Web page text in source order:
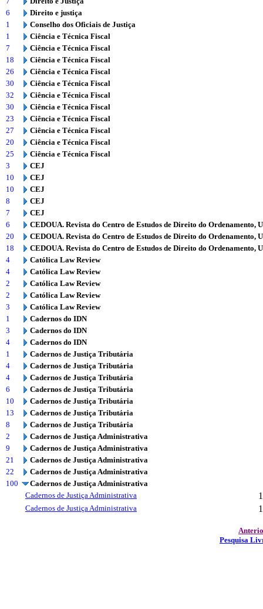
6
Direito e justiça
1
Conselho dos Oficiais de Justiça
1
Ciência e Técnica Fiscal
7
Ciência e Técnica Fiscal
18
Ciência e Técnica Fiscal
26
Ciência e Técnica Fiscal
30
Ciência e Técnica Fiscal
32
Ciência e Técnica Fiscal
30
Ciência e Técnica Fiscal
23
Ciência e Técnica Fiscal
27
Ciência e Técnica Fiscal
20
Ciência e Técnica Fiscal
25
Ciência e Técnica Fiscal
3
CEJ
10
CEJ
10
CEJ
8
CEJ
7
CEJ
6
CEDOUA. Revista do Centro de Estudos de Direito do Ordenamento,
20
CEDOUA. Revista do Centro de Estudos de Direito do Ordenamento,
18
CEDOUA. Revista do Centro de Estudos de Direito do Ordenamento,
4
Católica Law Review
4
Católica Law Review
2
Católica Law Review
2
Católica Law Review
3
Católica Law Review
1
Cadernos do IDN
3
Cadernos do IDN
4
Cadernos do IDN
1
Cadernos de Justiça Tributária
4
Cadernos de Justiça Tributária
4
Cadernos de Justiça Tributária
6
Cadernos de Justiça Tributária
10
Cadernos de Justiça Tributária
13
Cadernos de Justiça Tributária
8
Cadernos de Justiça Tributária
2
Cadernos de Justiça Administrativa
9
Cadernos de Justiça Administrativa
21
Cadernos de Justiça Administrativa
22
Cadernos de Justiça Administrativa
100
Cadernos de Justiça Administrativa
Cadernos de Justiça Administrativa
Cadernos de Justiça Administrativa
Pesquisa